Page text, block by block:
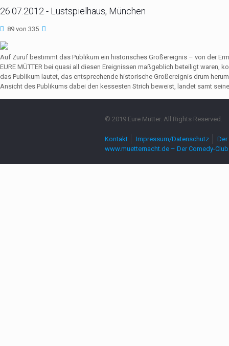
26.07.2012 - Lustspielhaus, München
89 von 335
Auf Zuruf bestimmt das Publikum ein historisches Großereignis – von der
EURE MÜTTER bei quasi all diesen Ereignissen maßgeblich beteiligt waren,
das Publikum lautet, das entsprechende historische Großereignis drum
Ansicht des Publikums dabei den kessesten Strich beweist, landet samt
© 2019 Eure Mütter. All Rights Reserved.
Kontakt Impressum/Datenschutz
www.muetternacht.de – Der Comedy-Club